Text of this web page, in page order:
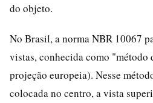
do objeto.
No Brasil, a norma NBR 10067
vistas, conhecida como
projeção europeia). Nesse
colocada no centro, a vista